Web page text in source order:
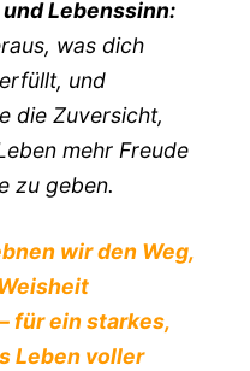
Lebenssinn:
was dich
und
die Zuversicht,
mehr Freude
zu geben.
wir den Weg,
für ein starkes,
Leben voller